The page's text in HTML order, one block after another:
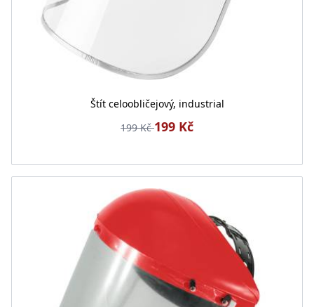
Štít celoobličejový, industrial
199 Kč199 Kč